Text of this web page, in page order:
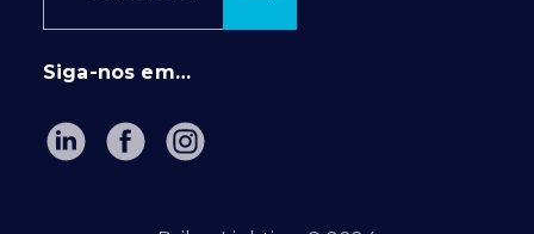
Siga-nos em…